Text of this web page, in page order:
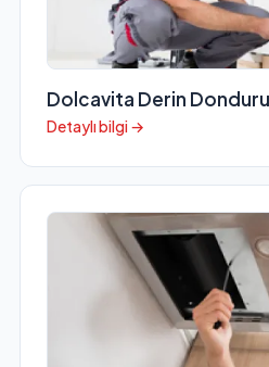
Dolcavita Derin
Detaylı bilgi →